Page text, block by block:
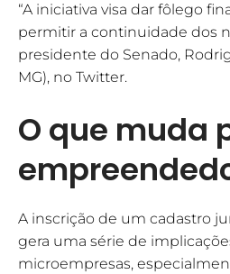
“A iniciativa visa dar fôlego
permitir a continuidade dos
presidente do Senado,
MG), no Twitter.
O que muda
A inscrição de um cadastro
gera uma série de
microempresas,